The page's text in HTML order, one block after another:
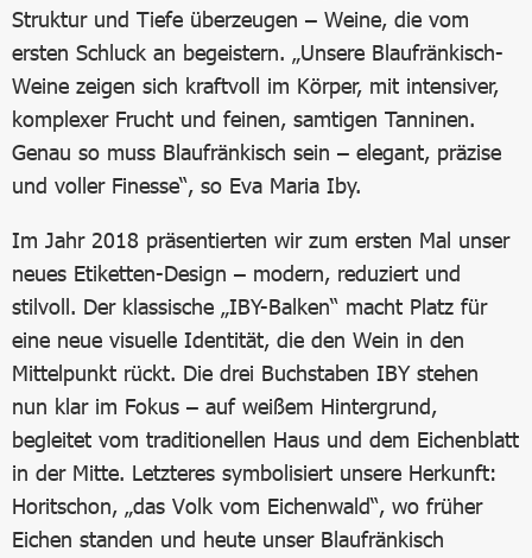
Struktur und Tiefe überzeugen – Weine, die vom
ersten Schluck an begeistern. „Unsere Blaufränkisch-
Weine zeigen sich kraftvoll im Körper, mit intensiver,
komplexer Frucht und feinen, samtigen Tanninen.
Genau so muss Blaufränkisch sein – elegant, präzise
und voller Finesse“, so Eva Maria Iby.
Im Jahr 2018 präsentierten wir zum ersten Mal unser
neues Etiketten-Design – modern, reduziert und
stilvoll. Der klassische „IBY-Balken“ macht Platz für
eine neue visuelle Identität, die den Wein in den
Mittelpunkt rückt. Die drei Buchstaben IBY stehen
nun klar im Fokus – auf weißem Hintergrund,
begleitet vom traditionellen Haus und dem Eichenblatt
in der Mitte. Letzteres symbolisiert unsere Herkunft:
Horitschon, „das Volk vom Eichenwald“, wo früher
Eichen standen und heute unser Blaufränkisch